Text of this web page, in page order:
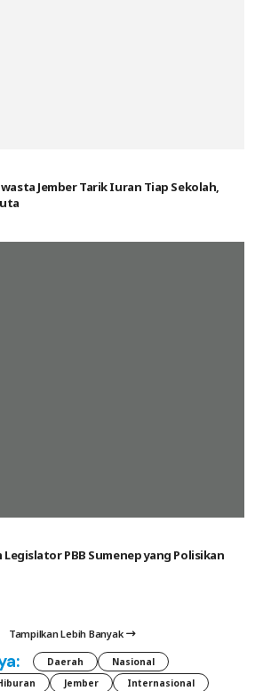
Jember Tarik Iuran Tiap Sekolah,
Legislator PBB Sumenep yang Polisikan
Tampilkan Lebih Banyak
Daerah
Nasional
Jember
Internasional